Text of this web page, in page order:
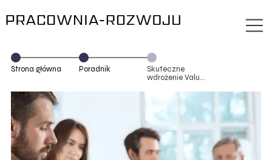
Strona główna Poradnik
Skuteczne
wdrożenie Value
w firmie –